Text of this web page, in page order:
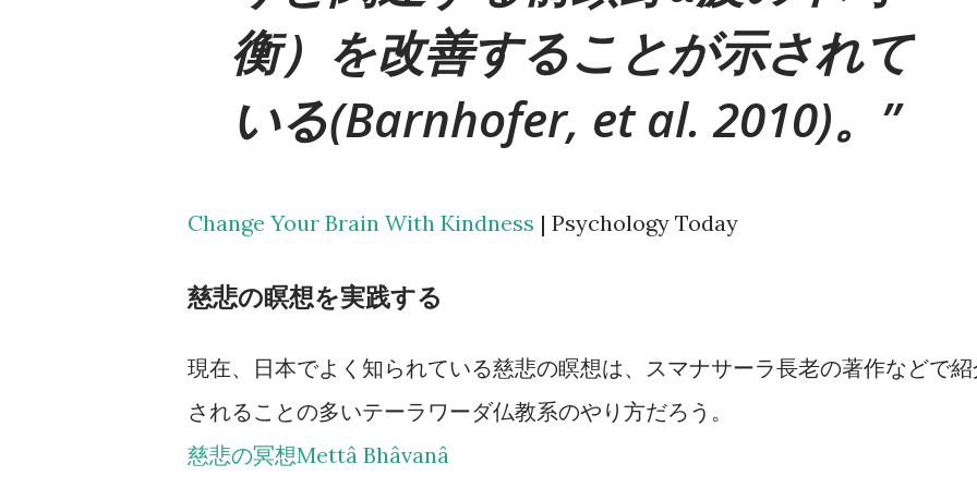
衡）を改善することが示されて
いる(Barnhofer, et al. 2010)。
Change Your Brain With Kindness | Psychology Today
慈悲の瞑想を実践する
現在、日本でよく知られている慈悲の瞑想は、スマナサーラ長老の著作などで
されることの多いテーラワーダ仏教系のやり方だろう。
慈悲の冥想Mettâ Bhâvanâ